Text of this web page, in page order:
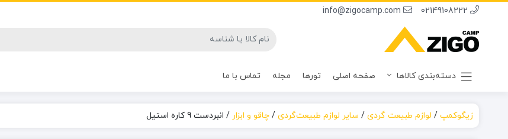
02149108222
info@zigocamp.com
دسته‌بندی کالاها صفحه اصلی تورها مجله تماس با ما
زیگوکمپ/ لوازم طبیعت گردی/ سایر لوازم طبیعت‌گردی/ چاقو و ابزار / انبردست 9 کاره استیل